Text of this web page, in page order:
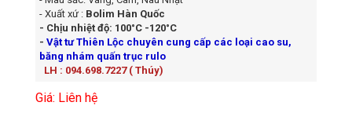
- Xuất xứ : Bolim Hàn Quốc
- Chịu nhiệt độ: 100°C -120°C
- Vật tư Thiên Lộc chuyên cung cấp các loại cao su,
băng nhám quấn trục rulo
LH : 094.698.7227 ( Thúy)
Giá: Liên hệ